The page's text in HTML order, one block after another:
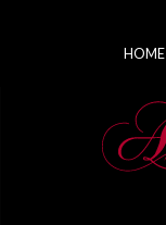
HOME